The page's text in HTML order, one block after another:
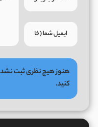
هنوز هیچ نظری ثبت
کنید.